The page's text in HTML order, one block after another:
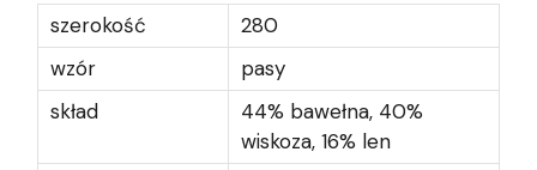
szerokość
280
wzór
pasy
skład
44% bawełna, 40%
wiskoza, 16% len